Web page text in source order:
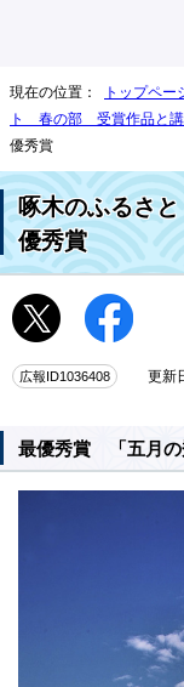
現在の位置： トップペー
ト 春の部 受賞作品と
優秀賞
啄木のふるさ
優秀賞
広報ID1036408 更新
最優秀賞 「五月